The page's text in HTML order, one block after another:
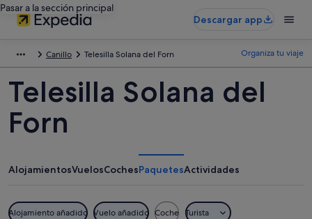
Pasar a la sección principal
Descargar app
Canillo Telesilla Solana del Forn Organiza tu viaje
Telesilla Solana del
Forn
AlojamientosVuelosCochesPaquetesActividades
Alojamiento añadido Vuelo añadido Coche Turista